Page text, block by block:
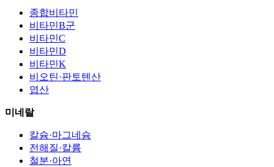
종합비타민
비타민B군
비타민C
비타민D
비타민K
비오틴·판토텐산
엽산
미네랄
칼슘·마그네슘
전해질·칼륨
철분·아연